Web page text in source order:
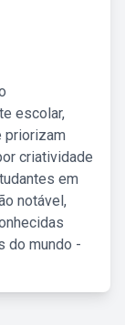
escolar,
priorizam
criatividade
em
notável,
do mundo -